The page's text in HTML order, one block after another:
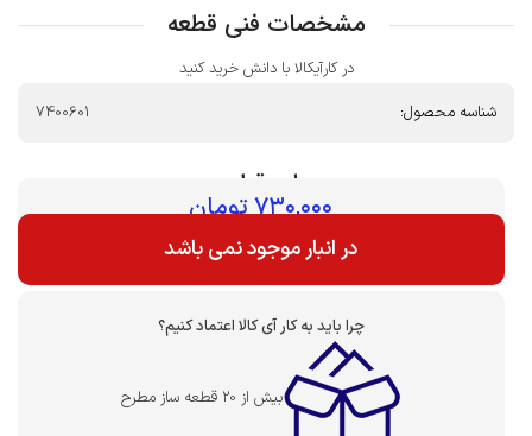
مشخصات فنی قطعه
در کارآیکالا با دانش خرید کنید
شناسه محصول:
7400601
بهای قطعه :
۷۳۰,۰۰۰تومان
در انبار موجود نمی باشد
چرا باید به کار آی کالا اعتماد کنیم؟
بیش از 20 قطعه ساز مطرح